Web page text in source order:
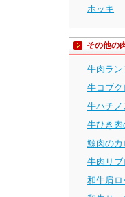
ホッキ
その他の
牛肉ラ
牛コブ
牛ハチ
牛ひき
鯨肉のカ
牛肉リ
和牛肩